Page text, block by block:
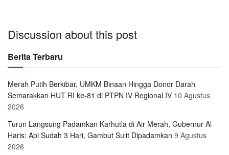
Discussion about this post
Berita Terbaru
Merah Putih Berkibar, UMKM Binaan Hingga Donor Darah
Semarakkan HUT RI ke-81 di PTPN IV Regional IV 10 Agustus
2026
Turun Langsung Padamkan Karhutla di Air Merah, Gubernur Al
Haris: Api Sudah 3 Hari, Gambut Sulit Dipadamkan 9 Agustus
2026